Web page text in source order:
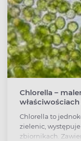
Chlorella –
Chlorella to
zielenic,
zbiornikach.